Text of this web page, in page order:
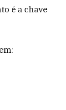
é a chave